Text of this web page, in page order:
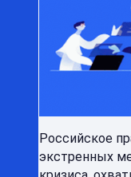
Российское
экстренных
кризиса,
Топливный